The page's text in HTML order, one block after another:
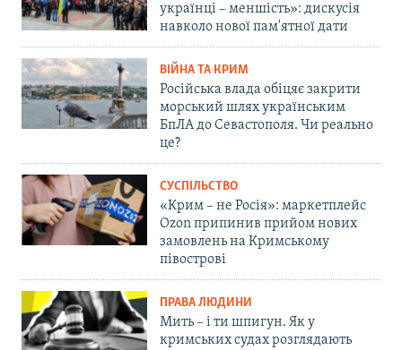
українці – меншість»: дискусія
навколо нової пам'ятної дати
ВІЙНА ТА КРИМ
Російська влада обіцяє закрити
морський шлях українським
БпЛА до Севастополя. Чи реально
це?
СУСПІЛЬСТВО
«Крим – не Росія»: маркетплейс
Ozon припинив прийом нових
замовлень на Кримському
півострові
ПРАВА ЛЮДИНИ
Мить – і ти шпигун. Як у
кримських судах розглядають